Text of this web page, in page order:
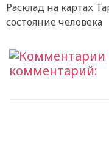
Расклад на картах
состояние человека
комментарий: